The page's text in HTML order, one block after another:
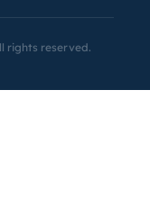
rights reserved.